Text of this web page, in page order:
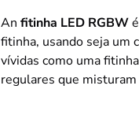
Anfitinha LED RGBW
fitinha, usando seja um
vívidas como uma
regulares que